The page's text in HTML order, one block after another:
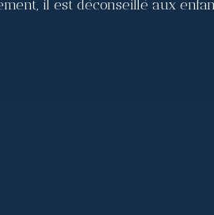
il est déconseillé aux